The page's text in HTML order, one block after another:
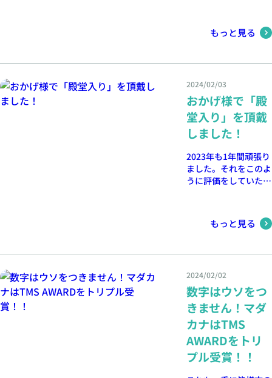
には人それぞれです
が、参考にしていただ
もっと見る
2024/02/03
おかげ様で「殿
堂入り」を頂戴
しました！
2023年も1年間頑張り
ました。それをこのよ
うに評価をしていただ
ら頑張って進みます！
もっと見る
2024/02/02
数字はウソをつ
きません！マダ
カナはTMS
AWARDをトリ
プル受賞！！